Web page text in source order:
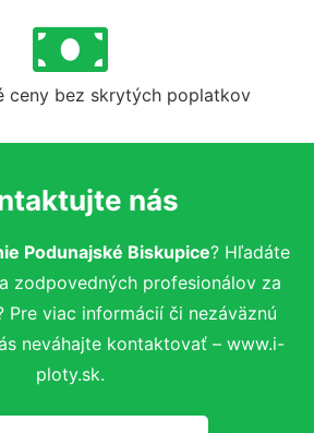
ceny bez skrytých poplatkov
nás
Podunajské Biskupice? Hľadáte
zodpovedných profesionálov za
Pre viac informácií či nezáväznú
neváhajte kontaktovať – www.i-
ploty.sk.